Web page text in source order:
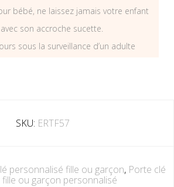
bébé, ne laissez jamais votre enfant
son accroche sucette.
sous la surveillance d’un adulte
SKU: ERTF57
personnalisé fille ou garçon, Porte clé
fille ou garçon personnalisé